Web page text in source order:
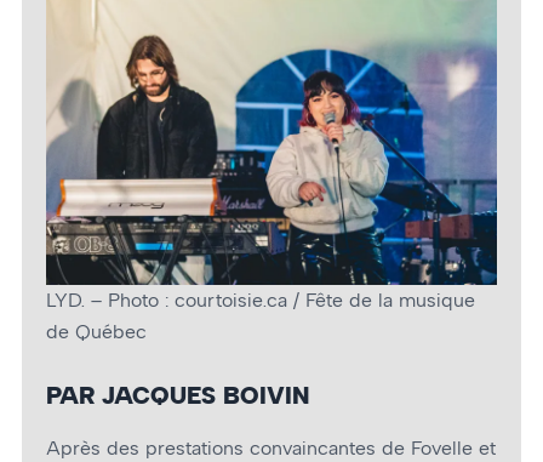
LYD. – Photo : courtoisie.ca / Fête de la musique
de Québec
PAR JACQUES BOIVIN
Après des prestations convaincantes de Fovelle et